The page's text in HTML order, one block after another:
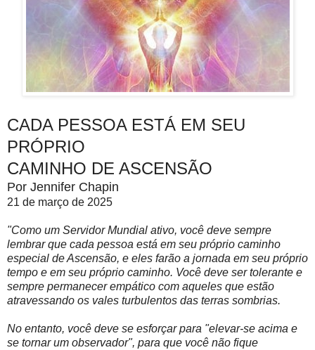
CADA PESSOA ESTÁ EM SEU
PRÓPRIO
CAMINHO DE ASCENSÃO
Por Jennifer Chapin
21 de março de 2025
"Como um Servidor Mundial ativo, você deve sempre
lembrar que cada pessoa está em seu próprio caminho
especial de Ascensão, e eles farão a jornada em seu próprio
tempo e em seu próprio caminho. Você deve ser tolerante e
sempre permanecer empático com aqueles que estão
atravessando os vales turbulentos das terras sombrias.
No entanto, você deve se esforçar para "elevar-se acima e
se tornar um observador", para que você não fique